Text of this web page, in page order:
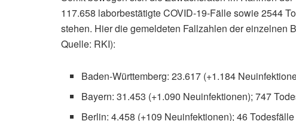
117.658 laborbestätigte COVID-19-Fälle sowie 2544
stehen. Hier die gemeldeten Fallzahlen der einzelnen
Quelle: RKI):
Baden-Württemberg: 23.617 (+1.184
Bayern: 31.453 (+1.090 Neuinfektionen); 747
Berlin: 4.458 (+109 Neuinfektionen); 46 Todesfälle